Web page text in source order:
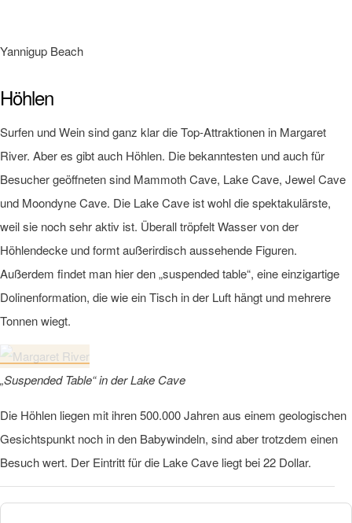
Yannigup Beach
Höhlen
Surfen und Wein sind ganz klar die Top-Attraktionen in Margaret
River. Aber es gibt auch Höhlen. Die bekanntesten und auch für
Besucher geöffneten sind Mammoth Cave, Lake Cave, Jewel Cave
und Moondyne Cave. Die Lake Cave ist wohl die spektakulärste,
weil sie noch sehr aktiv ist. Überall tröpfelt Wasser von der
Höhlendecke und formt außerirdisch aussehende Figuren.
Außerdem findet man hier den „suspended table“, eine einzigartige
Dolinenformation, die wie ein Tisch in der Luft hängt und mehrere
Tonnen wiegt.
„Suspended Table“ in der Lake Cave
Die Höhlen liegen mit ihren 500.000 Jahren aus einem geologischen
Gesichtspunkt noch in den Babywindeln, sind aber trotzdem einen
Besuch wert. Der Eintritt für die Lake Cave liegt bei 22 Dollar.